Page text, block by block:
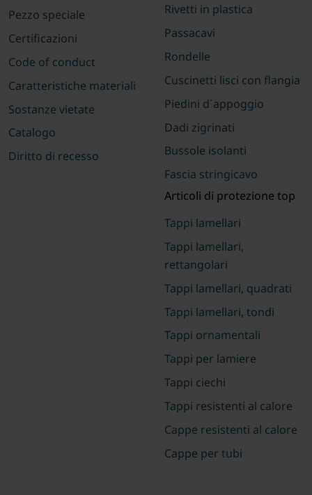
Pezzo speciale
Certificazioni
Code of conduct
Caratteristiche materiali
Sostanze vietate
Catalogo
Diritto di recesso
Rivetti in plastica
Passacavi
Rondelle
Cuscinetti lisci con flangia
Piedini d´appoggio
Dadi zigrinati
Bussole isolanti
Fascia stringicavo
Articoli di protezione top
Tappi lamellari
Tappi lamellari,
rettangolari
Tappi lamellari, quadrati
Tappi lamellari, tondi
Tappi ornamentali
Tappi per lamiere
Tappi ciechi
Tappi resistenti al calore
Cappe resistenti al calore
Cappe per tubi